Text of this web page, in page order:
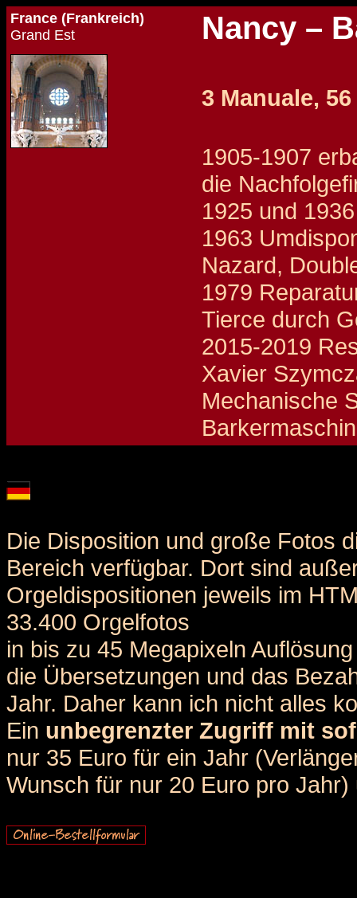
France (Frankreich)
Grand Est
Nancy –
3 Manuale,
1905-1907
die
1925 und
1963
Nazard,
1979
Tierce durch
2015-2019
Xavier
Mechanische
Die Disposition und große Fotos
Bereich verfügbar. Dort sind
Orgeldispositionen jeweils im
33.400 Orgelfotos
in bis zu 45 Megapixeln
die Übersetzungen und das
Jahr. Daher kann ich nicht alles
Ein unbegrenzter Zugriff mit
nur 35 Euro für ein Jahr
Wunsch für nur 20 Euro pro